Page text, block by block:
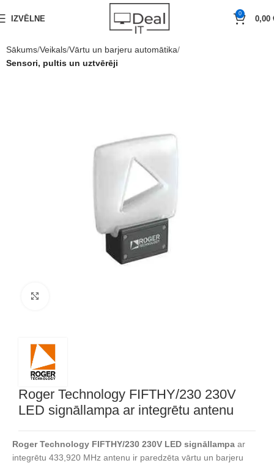
IZVĒLNE
0
0,00
Sākums Veikals Vārtu un barjeru automātika
Sensori, pultis un uztvērēji
Roger Technology FIFTHY/230 230V
LED signāllampa ar integrētu antenu
Roger Technology FIFTHY/230 230V LED signāllampa ar
integrētu 433,920 MHz antenu ir paredzēta vārtu un barjeru